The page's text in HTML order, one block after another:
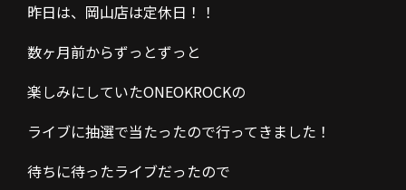
昨日は、岡山店は定休日！！
数ヶ月前からずっとずっと
楽しみにしていたONEOKROCKの
ライブに抽選で当たったので行ってきました！
待ちに待ったライブだったので